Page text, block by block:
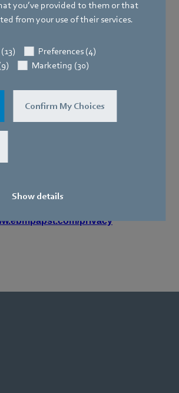
you’ve provided to them or that
from your use of their services.
Preferences (4)
Marketing (30)
Confirm My Choices
Show details